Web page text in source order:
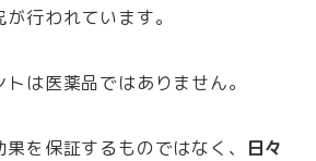
行われています。
は医薬品ではありません。
を保証するものではなく、
日々